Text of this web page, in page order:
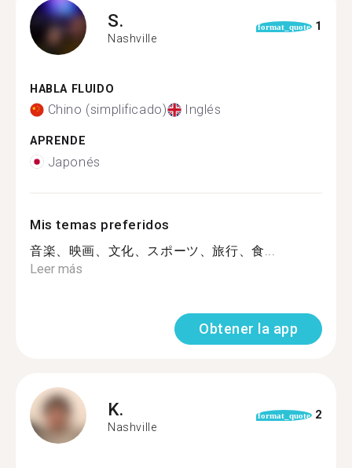
S.
Nashville
format_quote 1
HABLA FLUIDO
Chino (simplificado) Inglés
APRENDE
Japonés
Mis temas preferidos
音楽、映画、文化、スポーツ、旅行、食...
Leer más
Obtener la app
K.
Nashville
format_quote 2